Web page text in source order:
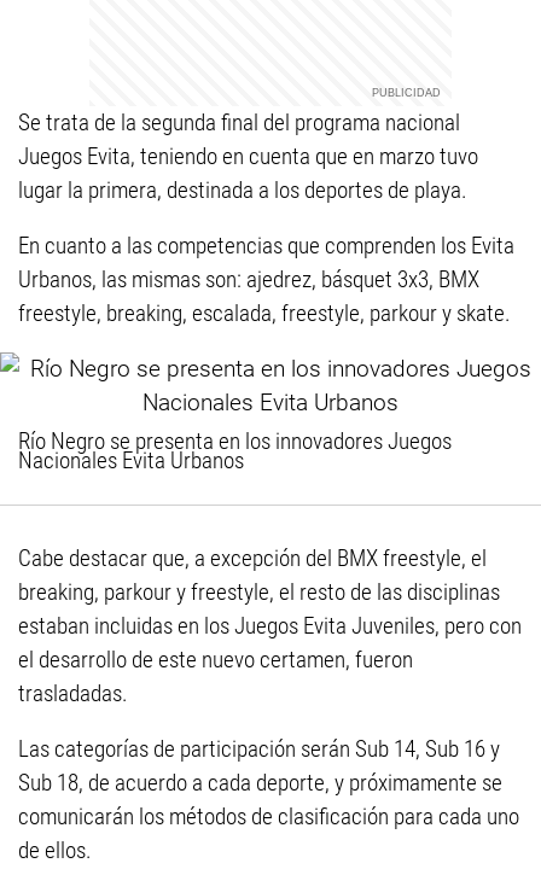
Se trata de la segunda final del programa nacional
Juegos Evita, teniendo en cuenta que en marzo tuvo
lugar la primera, destinada a los deportes de playa.
En cuanto a las competencias que comprenden los Evita
Urbanos, las mismas son: ajedrez, básquet 3x3, BMX
freestyle, breaking, escalada, freestyle, parkour y skate.
Río Negro se presenta en los innovadores Juegos
Nacionales Evita Urbanos
Cabe destacar que, a excepción del BMX freestyle, el
breaking, parkour y freestyle, el resto de las disciplinas
estaban incluidas en los Juegos Evita Juveniles, pero con
el desarrollo de este nuevo certamen, fueron
trasladadas.
Las categorías de participación serán Sub 14, Sub 16 y
Sub 18, de acuerdo a cada deporte, y próximamente se
comunicarán los métodos de clasificación para cada uno
de ellos.